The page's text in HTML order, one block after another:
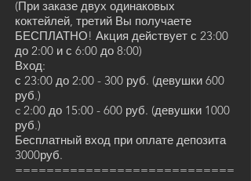
(При заказе двух одинаковых
коктейлей, третий Вы получаете
БЕСПЛАТНО! Акция действует с 23:00
до 2:00 и с 6:00 до 8:00)
Вход:
с 23:00 до 2:00 - 300 руб. (девушки 600
руб.)
c 2:00 до 15:00 - 600 руб. (девушки 1000
руб.)
Бесплатный вход при оплате депозита
3000руб.
============================